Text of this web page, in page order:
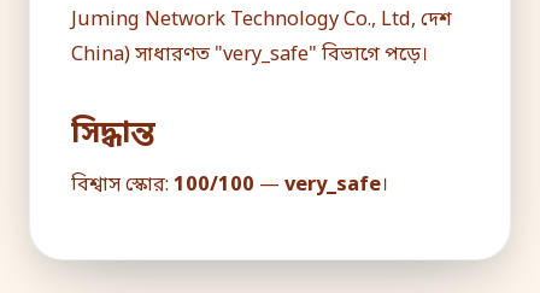
Juming Network Technology Co., Ltd, দেশ
China) সাধারণত "very_safe" বিভাগে পড়ে।
সিদ্ধান্ত
বিশ্বাস স্কোর: 100/100 — very_safe।